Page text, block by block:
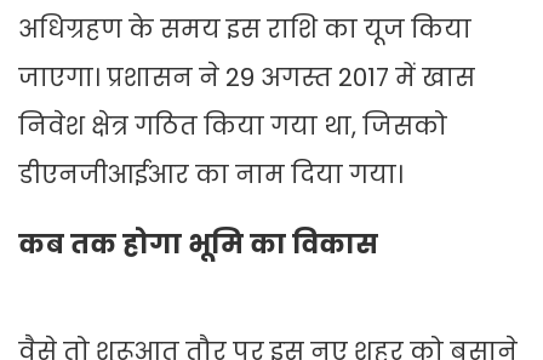
अधिग्रहण के समय इस राशि का यूज किया
जाएगा। प्रशासन ने 29 अगस्त 2017 में खास
निवेश क्षेत्र गठित किया गया था, जिसको
डीएनजीआईआर का नाम दिया गया।
कब तक होगा भूमि का विकास
वैसे तो शुरूआत तौर पर इस नए शहर को बसाने